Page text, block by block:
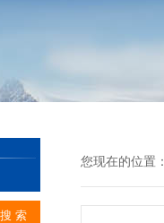
您现在的位置：